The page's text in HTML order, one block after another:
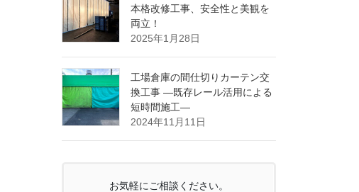
本格改修工事、安全性と美観を
両立！
2025年1月28日
工場倉庫の間仕切りカーテン交
換工事 ―既存レール活用による
短時間施工―
2024年11月11日
お気軽にご相談ください。